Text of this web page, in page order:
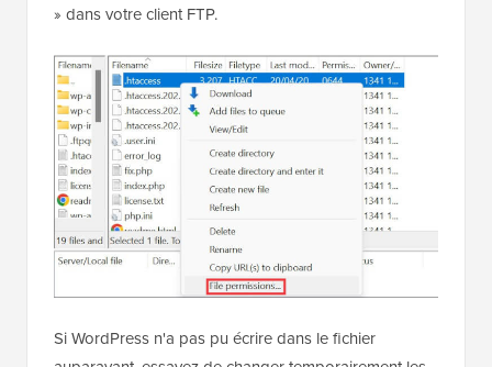
» dans votre client FTP.
Si WordPress n'a pas pu écrire dans le fichier